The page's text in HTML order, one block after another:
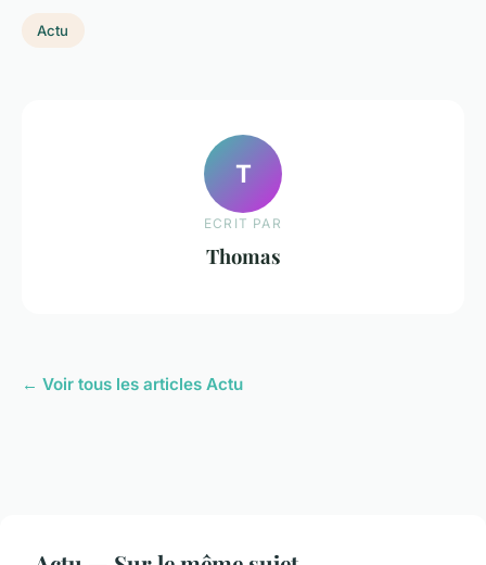
Actu
T
ECRIT PAR
Thomas
← Voir tous les articles Actu